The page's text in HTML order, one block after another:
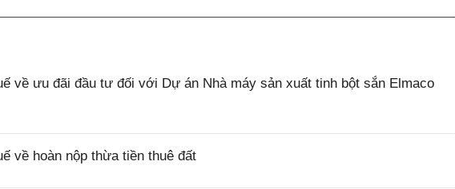
về ưu đãi đầu tư đối với Dự án Nhà máy sản xuất tinh bột sắn Elmaco
về hoàn nộp thừa tiền thuê đất